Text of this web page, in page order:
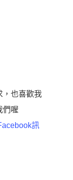
，也喜歡我
們喔
訊